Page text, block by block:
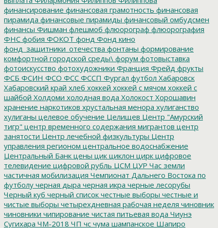
финансирование финансовая грамотность финансовая
пирамида финансовые пирамиды финансовый омбудсмен
финансы Фишман флешмоб флюорограф флюорография
ФНС фобия ФОКОТ фонд Фонд кино
фонд_защитники_отечества фонтаны формирование
комфортной городской среды\ форум фотовыставка
фотоискусство фотохудожники Франция Фрейд фрукты
ФСБ ФСИН ФСО ФСС ФССП Фургал футбол Хабаровск
Хабаровский край хлеб хоккей хоккей с мячом хоккей с
шайбой Холдоми холодная вода Холокост Хорошавин
хранение наркотиков хрустальная менора хулиганство
хулиганы целевое обучение Целищев Центр "Амурский
тигр" центр временного содержания мигрантов центр
занятости Центр лечебной физкультуры Центр
управления регионом центральное водоснабжение
Центральный Банк цены цик циклон цирк цифровое
телевидение цифровой рубль ЦСМ ЦУР Час земли
частичная мобилизация Чемпионат Дальнего Востока по
футболу черная дыра черная икра черные лесорубы
Черный куб черный список честные выборы честные и
чистые выборы четырехдневная рабочая неделя чиновник
чиновники чипирование чистая питьевая вода Чиунэ
Сугихара ЧМ-2018 ЧП чс чума шампанское Шапиро